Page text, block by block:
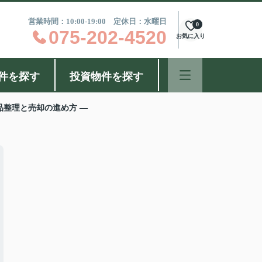
営業時間：10:00-19:00 定休日：水曜日
075-202-4520 お気に入り
0
を探す 投資物件を探す
整理と売却の進め方 ―